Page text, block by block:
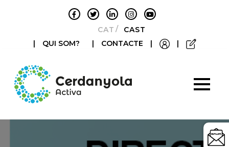
CATALÀCASTELLANO
|
QUI SOM? | CONTACTE | |